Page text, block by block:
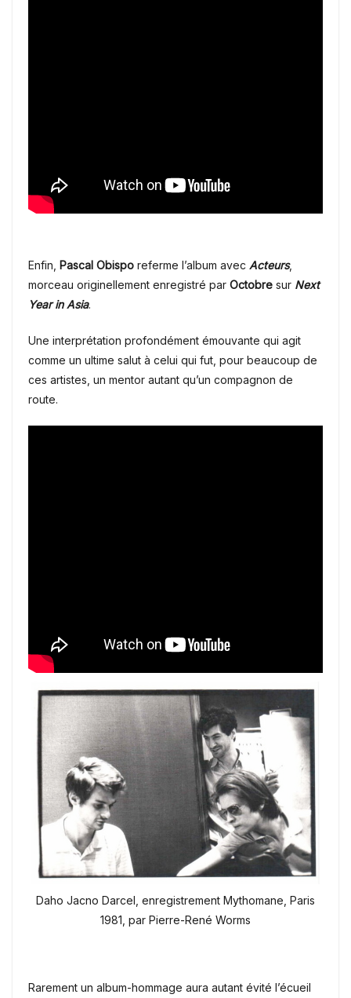
Enfin, Pascal Obispo referme l’album avec Acteurs,
morceau originellement enregistré par Octobre sur Next
Year in Asia.
Une interprétation profondément émouvante qui agit
comme un ultime salut à celui qui fut, pour beaucoup de
ces artistes, un mentor autant qu’un compagnon de
route.
Daho Jacno Darcel, enregistrement Mythomane, Paris
1981, par Pierre-René Worms
Rarement un album-hommage aura autant évité l’écueil